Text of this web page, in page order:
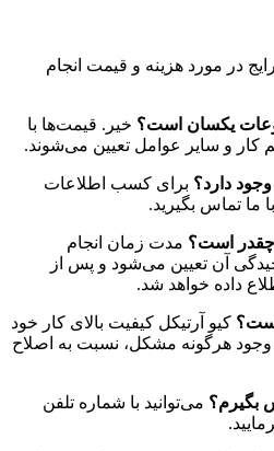
در مورد هزینه و قیمت انجام
خیر. قیمت‌ها با
کار و سایر عوامل تعیین می‌شوند.
برای کسب اطلاعات
ما تماس بگیرید.
مدت زمان انجام
آن تعیین می‌شود و پس از
داده خواهد شد.
کیو آرتیکل کیفیت بالای کار خود
هرگونه مشکل، نسبت به اصلاح
می‌توانید با شماره تلفن